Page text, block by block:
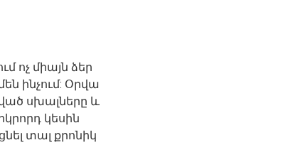
ոչ միայն ձեր
ինչում: Օրվա
սխալները և
կեսին
տալ քրոնիկ